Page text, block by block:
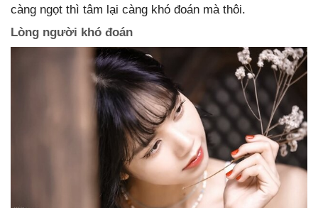
càng ngọt thì tâm lại càng khó đoán mà thôi.
Lòng người khó đoán